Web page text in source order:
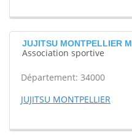
JUJITSU MONTPELLIER
Association sportive
Département: 34000
JUJITSU MONTPELLIER